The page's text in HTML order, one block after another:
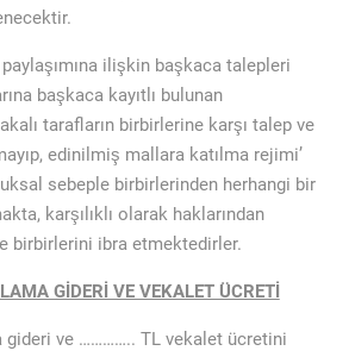
ilişkin başkaca talepleri
başkaca kayıtlı bulunan
tarafların birbirlerine karşı talep ve
edinilmiş mallara katılma rejimi’
sebeple birbirlerinden herhangi bir
karşılıklı olarak haklarından
birbirlerini ibra etmektedirler.
GİDERİ VE VEKALET ÜCRETİ
gideri ve ………….. TL vekalet ücretini